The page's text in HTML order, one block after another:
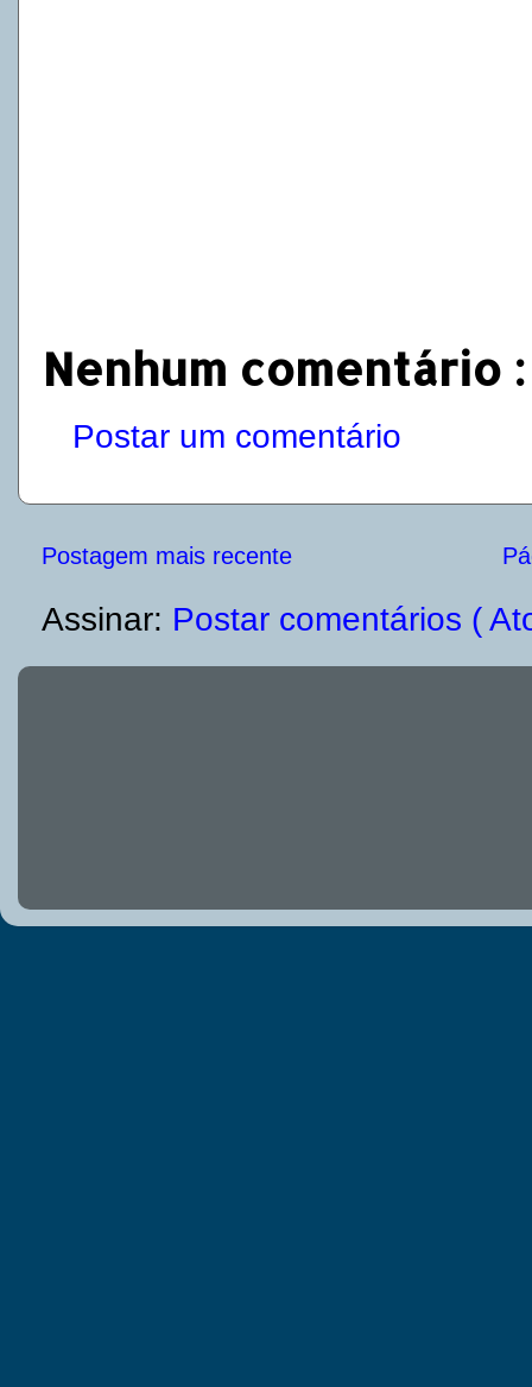
Nenhum comentário :
Postar um comentário
Postagem mais recente
Assinar: Postar comentários (